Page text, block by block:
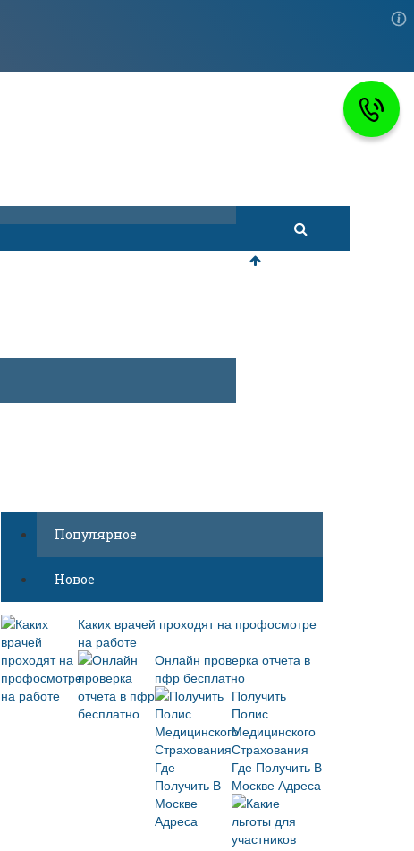
Популярное
Новое
Каких врачей проходят на профосмотре
на работе
Онлайн проверка отчета в
пфр бесплатно
Получить
Полис
Медицинского
Страхования
Где Получить В
Москве Адреса